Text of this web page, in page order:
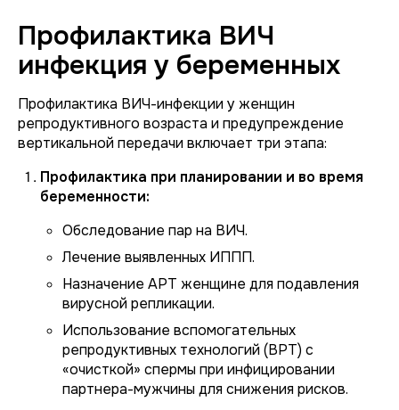
Профилактика ВИЧ
инфекция у беременных
Профилактика ВИЧ-инфекции у женщин
репродуктивного возраста и предупреждение
вертикальной передачи включает три этапа:
Профилактика при планировании и во время
беременности:
Обследование пар на ВИЧ.
Лечение выявленных ИППП.
Назначение АРТ женщине для подавления
вирусной репликации.
Использование вспомогательных
репродуктивных технологий (ВРТ) с
«очисткой» спермы при инфицировании
партнера-мужчины для снижения рисков.